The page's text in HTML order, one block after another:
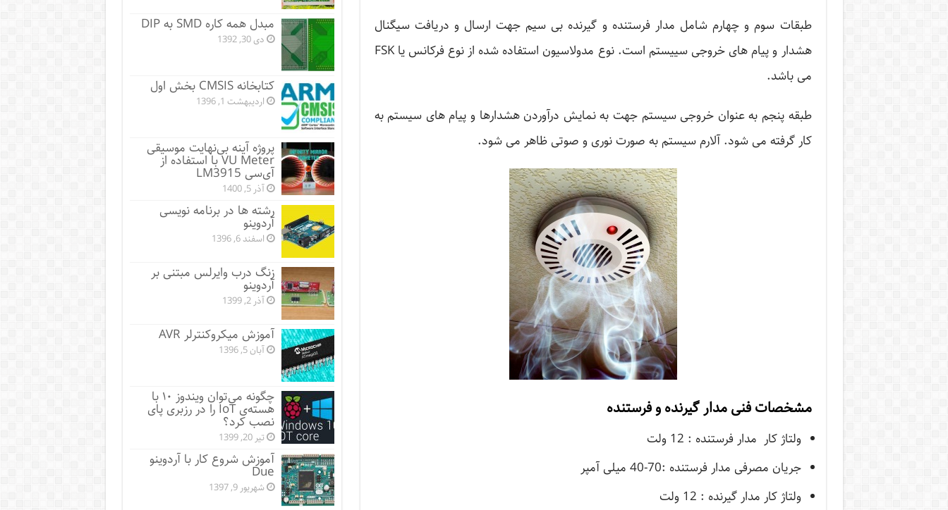
طبقات سوم و چهارم شامل مدار فرستنده و گیرنده بی سیم جهت ارسال و دریافت سیگنال
هشدار و پیام های خروجی سییستم است. نوع مدولاسیون استفاده شده از نوع فرکانس یا FSK
می باشد.
طبقه پنجم به عنوان خروجی سیستم جهت به نمایش درآوردن هشدارها و پیام های سیستم به
کار گرفته می شود. آلارم سیستم به صورت نوری و صوتی ظاهر می شود.
مشخصات فنی مدار گیرنده و فرستنده
ولتاژ کار مدار فرستنده : 12 ولت
جریان مصرفی مدار فرستنده :70-40 میلی آمپر
ولتاژ کار مدار گیرنده : 12 ولت
مبدل همه کاره SMD به DIP
دی 30, 1392
کتابخانه CMSIS بخش اول
اردیبهشت 1, 1396
پروژه آینه بی‌نهایت موسیقی
VU Meter با استفاده از
آی‌سی LM3915
آذر 5, 1400
رشته‌ ها در برنامه نویسی
آردوینو
اسفند 6, 1396
زنگ درب وایرلس مبتنی بر
آردوینو
آذر 2, 1399
آموزش میکروکنترلر AVR
آبان 5, 1396
چگونه می‌توان ویندوز ۱۰ با
هسته‌ی IoT را در رزبری پای
نصب کرد؟
تیر 20, 1399
آموزش شروع کار با آردوینو
Due
شهریور 9, 1397